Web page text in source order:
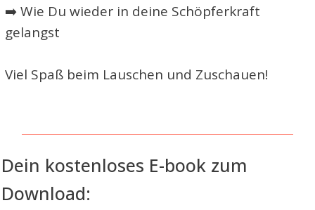
➡️ Wie Du wieder in deine Schöpferkraft
gelangst
Viel Spaß beim Lauschen und Zuschauen!
Dein kostenloses E-book zum
Download: